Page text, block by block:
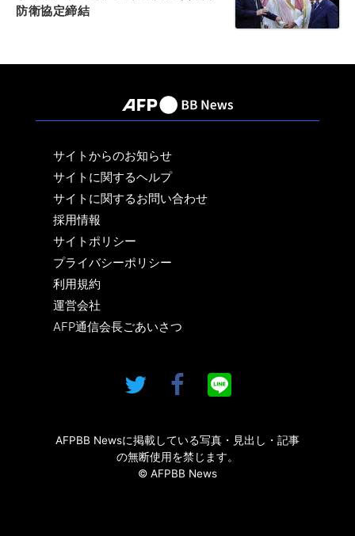
防衛協定締結
サイトからのお知らせ
サイトに関するヘルプ
サイトに関するお問い合わせ
採用情報
サイトポリシー
プライバシーポリシー
利用規約
運営会社
AFP通信会長ごあいさつ
AFPBB Newsに掲載している写真・見出し・記事
の無断使用を禁じます。
© AFPBB News